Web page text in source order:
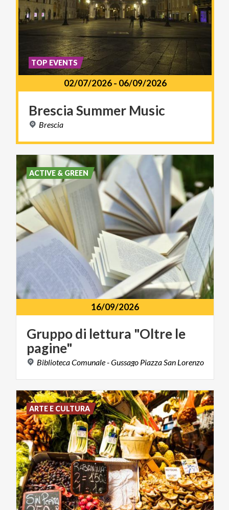
02/07/2026- 06/09/2026
BresciaSummer Music
Brescia
TOP EVENTS
16/09/2026
Gruppodi lettura "Oltre le
pagine"
BibliotecaComunale-Gussago PiazzaSan Lorenzo
ACTIVE & GREEN
ARTE E CULTURA